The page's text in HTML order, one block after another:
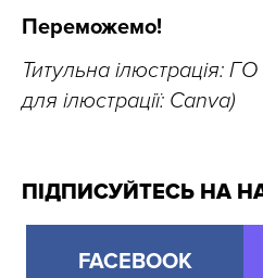
Переможемо!
Титульна ілюстрація:
для ілюстрації: Canva)
ПІДПИСУЙТЕСЬ НА
FACEBOOK